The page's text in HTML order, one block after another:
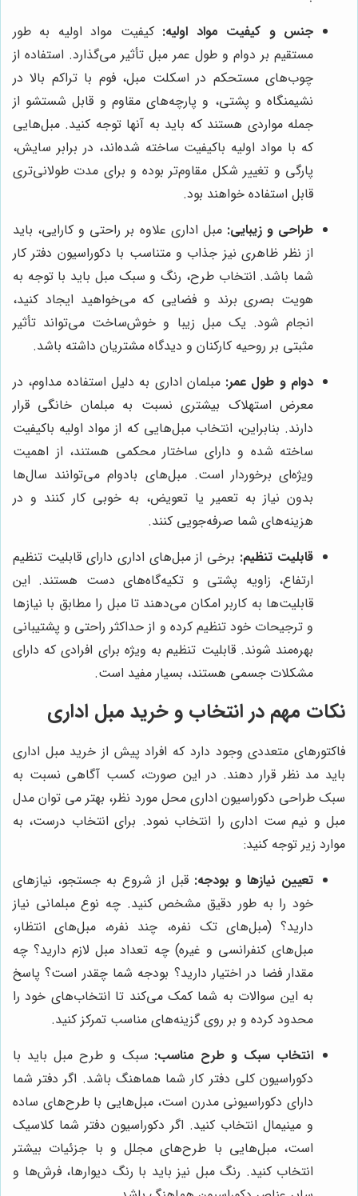
جنس و کیفیت مواد اولیه: کیفیت مواد اولیه به طور
مستقیم بر دوام و طول عمر مبل تأثیر می‌گذارد. استفاده از
چوب‌های مستحکم در اسکلت مبل، فوم با تراکم بالا در
نشیمنگاه و پشتی، و پارچه‌های مقاوم و قابل شستشو از
جمله مواردی هستند که باید به آنها توجه کنید. مبل‌هایی
که با مواد اولیه باکیفیت ساخته شده‌اند، در برابر سایش،
پارگی و تغییر شکل مقاوم‌تر بوده و برای مدت طولانی‌تری
قابل استفاده خواهند بود.
طراحی و زیبایی: مبل اداری علاوه بر راحتی و کارایی، باید
از نظر ظاهری نیز جذاب و متناسب با دکوراسیون دفتر کار
شما باشد. انتخاب طرح، رنگ و سبک مبل باید با توجه به
هویت بصری برند و فضایی که می‌خواهید ایجاد کنید،
انجام شود. یک مبل زیبا و خوش‌ساخت می‌تواند تأثیر
مثبتی بر روحیه کارکنان و دیدگاه مشتریان داشته باشد.
دوام و طول عمر: مبلمان اداری به دلیل استفاده مداوم، در
معرض استهلاک بیشتری نسبت به مبلمان خانگی قرار
دارند. بنابراین، انتخاب مبل‌هایی که از مواد اولیه باکیفیت
ساخته شده و دارای ساختار محکمی هستند، از اهمیت
ویژه‌ای برخوردار است. مبل‌های بادوام می‌توانند سال‌ها
بدون نیاز به تعمیر یا تعویض، به خوبی کار کنند و در
هزینه‌های شما صرفه‌جویی کنند.
قابلیت تنظیم: برخی از مبل‌های اداری دارای قابلیت تنظیم
ارتفاع، زاویه پشتی و تکیه‌گاه‌های دست هستند. این
قابلیت‌ها به کاربر امکان می‌دهند تا مبل را مطابق با نیازها
و ترجیحات خود تنظیم کرده و از حداکثر راحتی و پشتیبانی
بهره‌مند شوند. قابلیت تنظیم به ویژه برای افرادی که دارای
مشکلات جسمی هستند، بسیار مفید است.
نکات مهم در انتخاب و خرید مبل اداری
فاکتورهای متعددی وجود دارد که افراد پیش از خرید مبل اداری
باید مد نظر قرار دهند. در این صورت، کسب آگاهی نسبت به
سبک طراحی دکوراسیون اداری محل مورد نظر، بهتر می توان مدل
مبل و نیم ست اداری را انتخاب نمود. برای انتخاب درست، به
موارد زیر توجه کنید:
تعیین نیازها و بودجه: قبل از شروع به جستجو، نیازهای
خود را به طور دقیق مشخص کنید. چه نوع مبلمانی نیاز
دارید؟ (مبل‌های تک نفره، چند نفره، مبل‌های انتظار،
مبل‌های کنفرانسی و غیره) چه تعداد مبل لازم دارید؟ چه
مقدار فضا در اختیار دارید؟ بودجه شما چقدر است؟ پاسخ
به این سوالات به شما کمک می‌کند تا انتخاب‌های خود را
محدود کرده و بر روی گزینه‌های مناسب تمرکز کنید.
انتخاب سبک و طرح مناسب: سبک و طرح مبل باید با
دکوراسیون کلی دفتر کار شما هماهنگ باشد. اگر دفتر شما
دارای دکوراسیونی مدرن است، مبل‌هایی با طرح‌های ساده
و مینیمال انتخاب کنید. اگر دکوراسیون دفتر شما کلاسیک
است، مبل‌هایی با طرح‌های مجلل و با جزئیات بیشتر
انتخاب کنید. رنگ مبل نیز باید با رنگ دیوارها، فرش‌ها و